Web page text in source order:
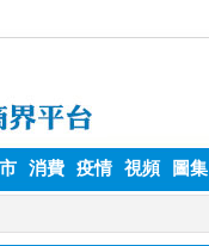
消費 疫情 視頻 圖集